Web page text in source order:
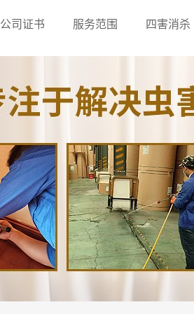
公司证书 服务范围 四害消杀